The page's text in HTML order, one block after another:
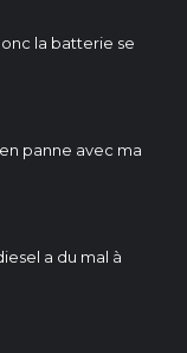
la batterie se
panne avec ma
a du mal à